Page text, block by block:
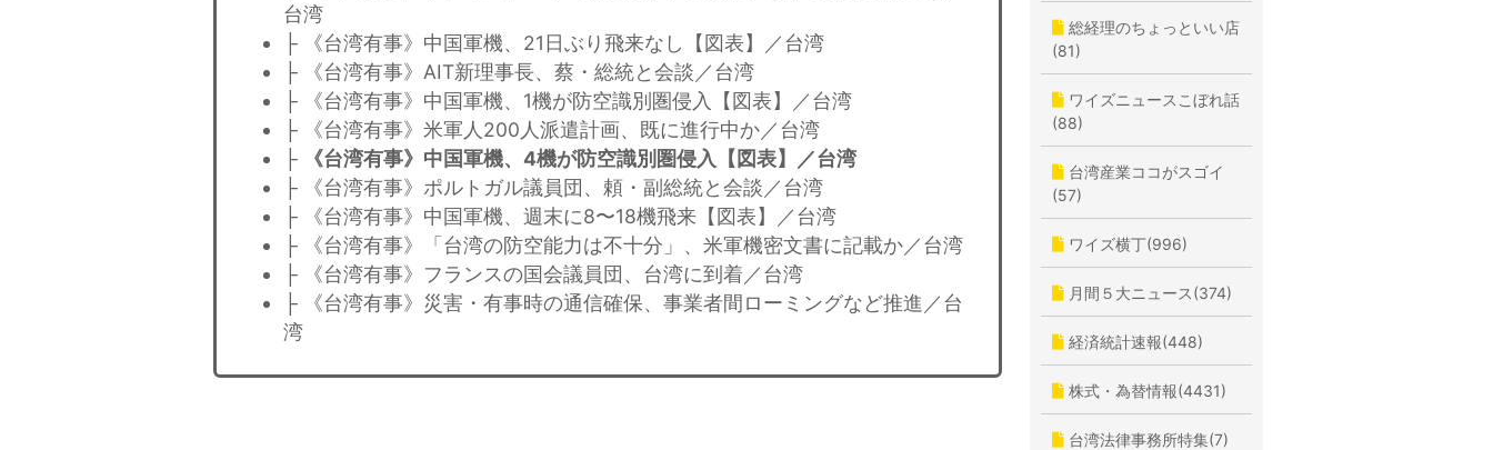
台湾
├ 《台湾有事》中国軍機、21日ぶり飛来なし【図表】／台湾
├ 《台湾有事》AIT新理事長、蔡・総統と会談／台湾
├ 《台湾有事》中国軍機、1機が防空識別圏侵入【図表】／台湾
├ 《台湾有事》米軍人200人派遣計画、既に進行中か／台湾
├
《台湾有事》中国軍機、4機が防空識別圏侵入【図表】／台湾
├ 《台湾有事》ポルトガル議員団、頼・副総統と会談／台湾
├ 《台湾有事》中国軍機、週末に8〜18機飛来【図表】／台湾
├ 《台湾有事》「台湾の防空能力は不十分」、米軍機密文書に記載か／台湾
├ 《台湾有事》フランスの国会議員団、台湾に到着／台湾
├ 《台湾有事》災害・有事時の通信確保、事業者間ローミングなど推進／台
湾
総経理のちょっといい店
(81)
ワイズニュースこぼれ話
(88)
台湾産業ココがスゴイ
(57)
ワイズ横丁(996)
月間５大ニュース(374)
経済統計速報(448)
株式・為替情報(4431)
台湾法律事務所特集(7)